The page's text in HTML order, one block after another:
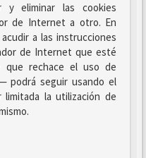
y eliminar las cookies
de Internet a otro. En
a las instrucciones
de Internet que esté
que rechace el uso de
podrá seguir usando el
la utilización de